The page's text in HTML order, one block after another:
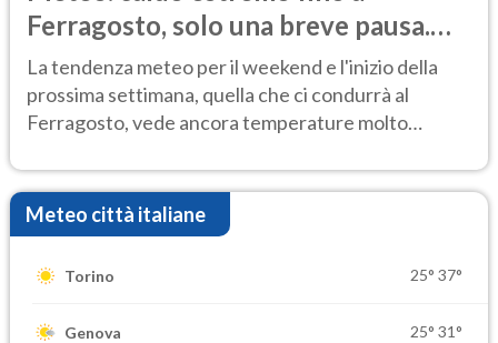
Ferragosto, solo una breve pausa.
Ecco dove
La tendenza meteo per il weekend e l'inizio della
prossima settimana, quella che ci condurrà al
Ferragosto, vede ancora temperature molto
Meteo città italiane
Torino 25° 37°
Genova 25° 31°